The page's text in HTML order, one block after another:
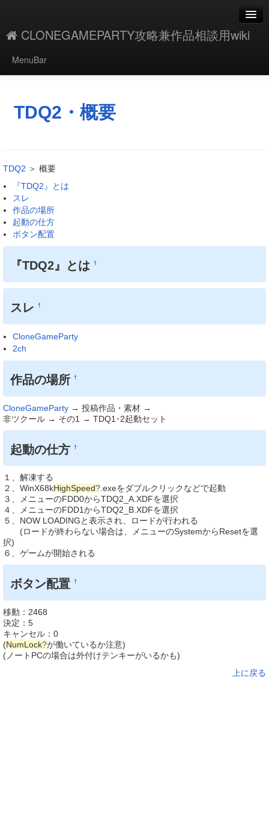
CLONEGAMEPARTY攻略兼作品相談用wiki
MenuBar
添付
一覧
単語検索
TDQ2・概要
TDQ2 ＞ 概要
『TDQ2』とは
スレ
作品の場所
起動の仕方
ボタン配置
『TDQ2』とは†
スレ†
CloneGameParty
2ch
作品の場所†
CloneGameParty → 投稿作品・素材 →
非ツクール → その1 → TDQ1･2起動セット
起動の仕方†
１、解凍する
２、WinX68kHighSpeed?.exeをダブルクリックなどで起動
３、メニューのFDD0からTDQ2_A.XDFを選択
４、メニューのFDD1からTDQ2_B.XDFを選択
５、NOW LOADINGと表示され、ロードが行われる
(ロードが終わらない場合は、メニューのSystemからResetを選
択)
６、ゲームが開始される
ボタン配置†
移動：2468
決定：5
キャンセル：0
(NumLock?が働いているか注意)
(ノートPCの場合は外付けテンキーがいるかも)
上に戻る